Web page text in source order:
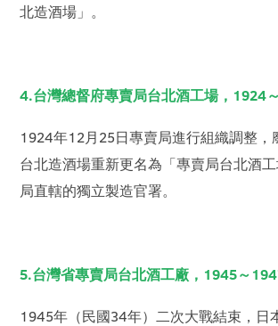
北造酒場」。
4.台灣總督府專賣局台北酒工場，1924
1924年12月25日專賣局進行組織調整，
台北造酒場重新更名為「專賣局台北酒
局直轄的獨立製造官署。
5.台灣省專賣局台北酒工廠，1945～
1945年（民國34年）二次大戰結束，日